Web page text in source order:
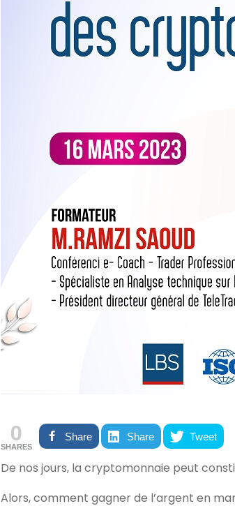
0
SHARES
Share Share Tweet
De nos jours, la cryptomonnaie peut
Alors, comment gagner de l’argent en